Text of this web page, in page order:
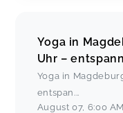
Yoga in
Uhr –
Yoga in
entspan ...
August 07, 6:00 AM